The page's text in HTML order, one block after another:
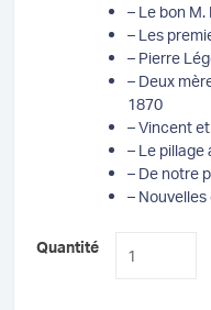
– Le bon M.
– Les
– Pierre
– Deux
1870
– Vincent
– Le
– De notre
–
Quantité